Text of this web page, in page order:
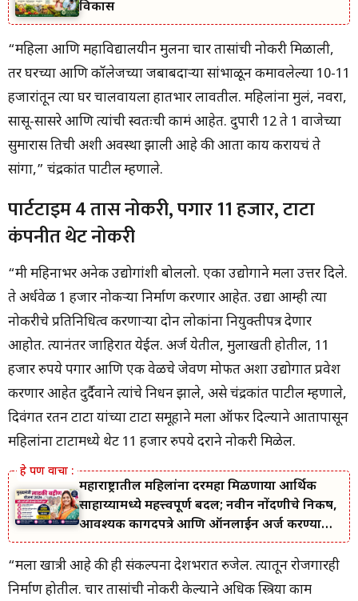
विकास
“महिला आणि महाविद्यालयीन मुलींना चार तासांची नोकरी मिळाली,
तर घरच्या आणि कॉलेजच्या जबाबदाऱ्या सांभाळून कमावलेल्या 10-11
हजारांतून त्या घर चालवायला हातभार लावतील. महिलांना मुलं, नवरा,
सासू-सासरे आणि त्यांची स्वतःची कामं आहेत. दुपारी 12 ते 1 वाजेच्या
सुमारास तिची अशी अवस्था झाली आहे की आता काय करायचं ते
सांगा,” चंद्रकांत पाटील म्हणाले.
पार्टटाइम 4 तास नोकरी, पगार 11 हजार, टाटा
कंपनीत थेट नोकरी
“मी महिनाभर अनेक उद्योगांशी बोललो. एका उद्योगाने मला उत्तर दिले.
ते अर्धवेळ 1 हजार नोकऱ्या निर्माण करणार आहेत. उद्या आम्ही त्या
नोकरीचे प्रतिनिधित्व करणाऱ्या दोन लोकांना नियुक्तीपत्र देणार
आहोत. त्यानंतर जाहिरात येईल. अर्ज येतील, मुलाखती होतील, 11
हजार रुपये पगार आणि एक वेळचे जेवण मोफत अशा उद्योगात प्रवेश
करणार आहेत दुर्दैवाने त्यांचे निधन झाले, असे चंद्रकांत पाटील म्हणाले,
दिवंगत रतन टाटा यांच्या टाटा समूहाने मला ऑफर दिल्याने आतापासून
महिलांना टाटामध्ये थेट 11 हजार रुपये दराने नोकरी मिळेल.
महाराष्ट्रातील महिलांना दरमहा मिळणाऱ्या आर्थिक
साहाय्यामध्ये महत्त्वपूर्ण बदल; नवीन नोंदणीचे निकष,
आवश्यक कागदपत्रे आणि ऑनलाईन अर्ज करण्याची
सोपी प्रक्रिया जाणून घ्या.
“मला खात्री आहे की ही संकल्पना देशभरात रुजेल. त्यातून रोजगारही
निर्माण होतील. चार तासांची नोकरी केल्याने अधिक स्त्रिया काम